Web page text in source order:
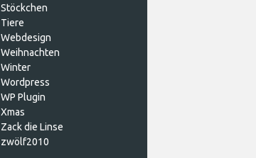
Stöckchen
Tiere
Webdesign
Weihnachten
Winter
Wordpress
WP Plugin
Xmas
Zack die Linse
zwölf2010